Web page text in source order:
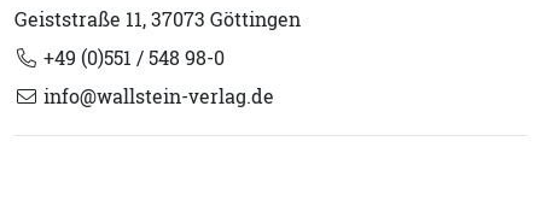
Geiststraße 11, 37073 Göttingen
+49 (0)551 / 548 98-0
info@wallstein-verlag.de